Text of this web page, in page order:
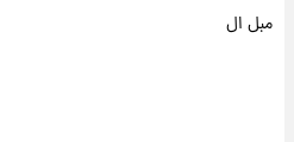
مبل ال